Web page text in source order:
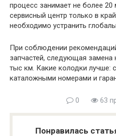
процесс занимает не более 20
сервисный центр только в
необходимо устранить
При соблюдении
запчастей, следующая замена
тыс км. Какие колодки лучше:
каталожными номерами и
0 63
Понравилась